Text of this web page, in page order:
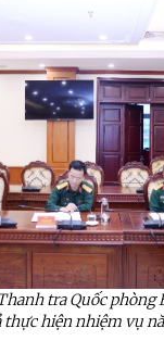
tra Quốc phòng
thực hiện nhiệm vụ